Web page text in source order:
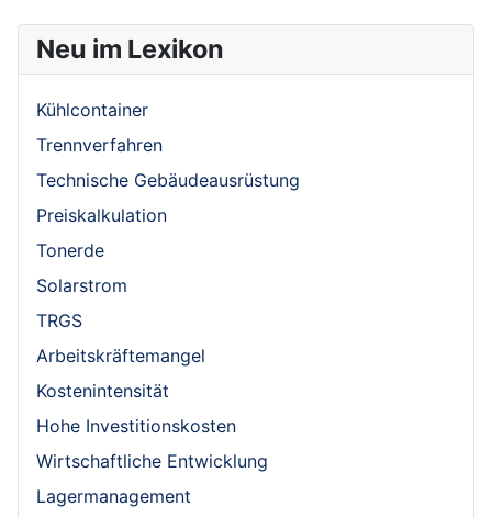
Neu im Lexikon
Kühlcontainer
Trennverfahren
Technische Gebäudeausrüstung
Preiskalkulation
Tonerde
Solarstrom
TRGS
Arbeitskräftemangel
Kostenintensität
Hohe Investitionskosten
Wirtschaftliche Entwicklung
Lagermanagement